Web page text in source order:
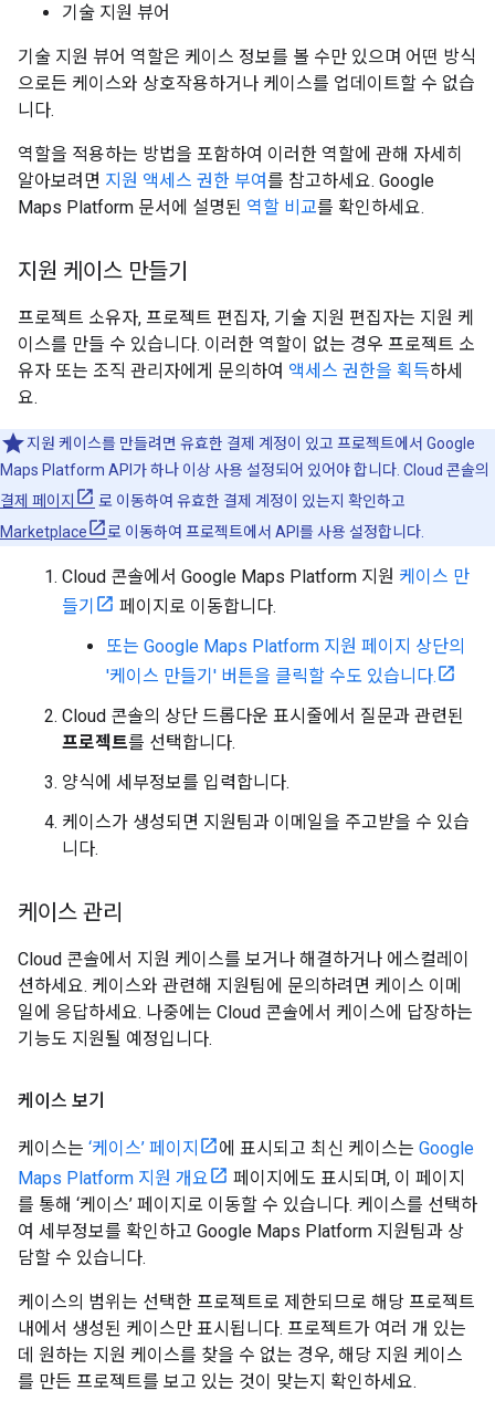
기술 지원 뷰어
기술 지원 뷰어 역할은 케이스 정보를 볼 수만 있으며 어떤 방식
으로든 케이스와 상호작용하거나 케이스를 업데이트할 수 없습
니다.
역할을 적용하는 방법을 포함하여 이러한 역할에 관해 자세히
알아보려면 지원 액세스 권한 부여를 참고하세요. Google
Maps Platform 문서에 설명된 역할 비교를 확인하세요.
지원 케이스 만들기
프로젝트 소유자, 프로젝트 편집자, 기술 지원 편집자는 지원 케
이스를 만들 수 있습니다. 이러한 역할이 없는 경우 프로젝트 소
유자 또는 조직 관리자에게 문의하여 액세스 권한을 획득하세
요.
지원 케이스를 만들려면 유효한 결제 계정이 있고 프로젝트에서 Google
Maps Platform API가 하나 이상 사용 설정되어 있어야 합니다. Cloud 콘솔의
결제 페이지
로 이동하여 유효한 결제 계정이 있는지 확인하고
Marketplace
로 이동하여 프로젝트에서 API를 사용 설정합니다.
Cloud 콘솔에서 Google Maps Platform 지원 케이스 만
들기
페이지로 이동합니다.
또는 Google Maps Platform 지원 페이지 상단의
'케이스 만들기' 버튼을 클릭할 수도 있습니다.
Cloud 콘솔의 상단 드롭다운 표시줄에서 질문과 관련된
프로젝트를 선택합니다.
양식에 세부정보를 입력합니다.
케이스가 생성되면 지원팀과 이메일을 주고받을 수 있습
니다.
케이스 관리
Cloud 콘솔에서 지원 케이스를 보거나 해결하거나 에스컬레이
션하세요. 케이스와 관련해 지원팀에 문의하려면 케이스 이메
일에 응답하세요. 나중에는 Cloud 콘솔에서 케이스에 답장하는
기능도 지원될 예정입니다.
케이스 보기
케이스는 ‘케이스’ 페이지 에 표시되고 최신 케이스는 Google
Maps Platform 지원 개요
페이지에도 표시되며, 이 페이지
를 통해 ‘케이스’ 페이지로 이동할 수 있습니다. 케이스를 선택하
여 세부정보를 확인하고 Google Maps Platform 지원팀과 상
담할 수 있습니다.
케이스의 범위는 선택한 프로젝트로 제한되므로 해당 프로젝트
내에서 생성된 케이스만 표시됩니다. 프로젝트가 여러 개 있는
데 원하는 지원 케이스를 찾을 수 없는 경우, 해당 지원 케이스
를 만든 프로젝트를 보고 있는 것이 맞는지 확인하세요.